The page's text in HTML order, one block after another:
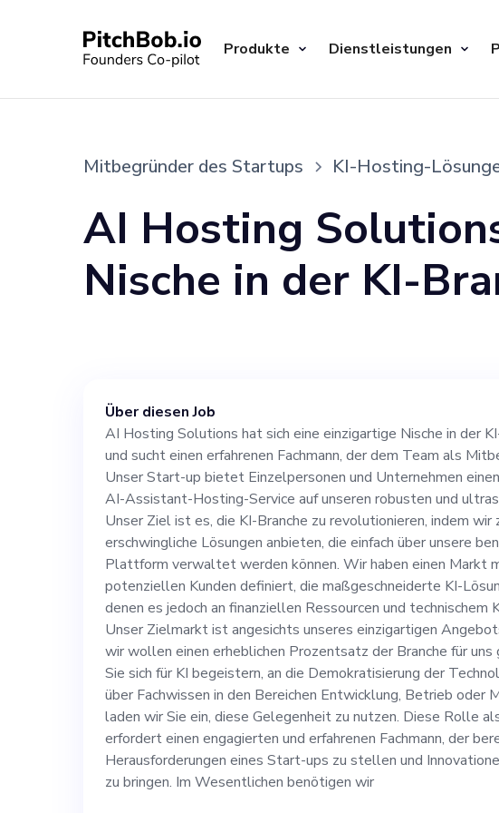
Produkte Dienstleistungen
Mitbegründer des Startups KI-Hosting-
AI Hosting
Nische in der KI-
Einzelpersonen
personalisierten
unseren robusten
Ziel ist es, die KI-
indem wir
Lösungen
können. Wir haben einen Markt mit über 4.000
Über diesen Job
AI Hosting Solutions hat sich eine einzigartige Nische in der
und sucht einen erfahrenen Fachmann, der dem Team als
Unser Start-up bietet Einzelpersonen und Unternehmen
AI-Assistant-Hosting-Service auf unseren robusten und
Unser Ziel ist es, die KI-Branche zu revolutionieren, indem wir
erschwingliche Lösungen anbieten, die einfach über unsere
Plattform verwaltet werden können. Wir haben einen Markt
potenziellen Kunden definiert, die maßgeschneiderte KI-
denen es jedoch an finanziellen Ressourcen und technischem
Unser Zielmarkt ist angesichts unseres einzigartigen
wir wollen einen erheblichen Prozentsatz der Branche für uns
Sie sich für KI begeistern, an die Demokratisierung der
über Fachwissen in den Bereichen Entwicklung, Betrieb oder
laden wir Sie ein, diese Gelegenheit zu nutzen. Diese Rolle
erfordert einen engagierten und erfahrenen Fachmann, der
Herausforderungen eines Start-ups zu stellen und
zu bringen. Im Wesentlichen benötigen wir